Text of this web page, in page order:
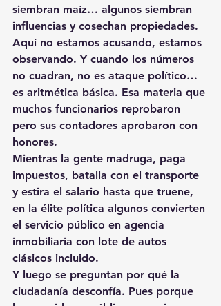
siembran maíz… algunos siembran
influencias y cosechan propiedades.
Aquí no estamos acusando, estamos
observando. Y cuando los números
no cuadran, no es ataque político…
es aritmética básica. Esa materia que
muchos funcionarios reprobaron
pero sus contadores aprobaron con
honores.
Mientras la gente madruga, paga
impuestos, batalla con el transporte
y estira el salario hasta que truene,
en la élite política algunos convierten
el servicio público en agencia
inmobiliaria con lote de autos
clásicos incluido.
Y luego se preguntan por qué la
ciudadanía desconfía. Pues porque